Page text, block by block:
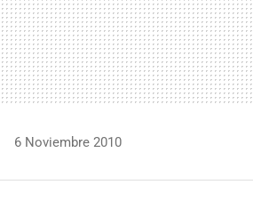
6 Noviembre 2010